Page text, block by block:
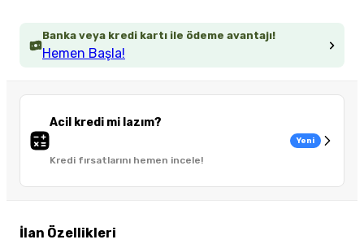
Banka veya kredi kartı ile ödeme avantajı!
Hemen Başla!
Acil kredi mi lazım?
Kredi fırsatlarını hemen incele!
Yeni
İlan Özellikleri